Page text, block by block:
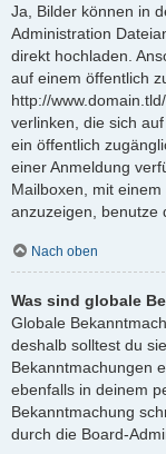
Ja, Bilder können in
Administration
direkt hochladen.
auf einem öffentlich
http://
verlinken, die sich
ein öffentlich
einer Anmeldung
Mailboxen, mit
anzuzeigen, benutze
Nach oben
Was sind globale
Globale
deshalb solltest du
Bekanntmachungen
ebenfalls in deinem
Bekanntmachung
durch die Board-